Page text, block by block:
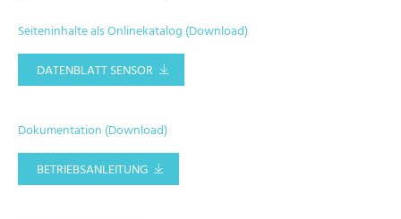
Seiteninhalte als Onlinekatalog (Download)
DATENBLATT SENSOR
Dokumentation (Download)
BETRIEBSANLEITUNG